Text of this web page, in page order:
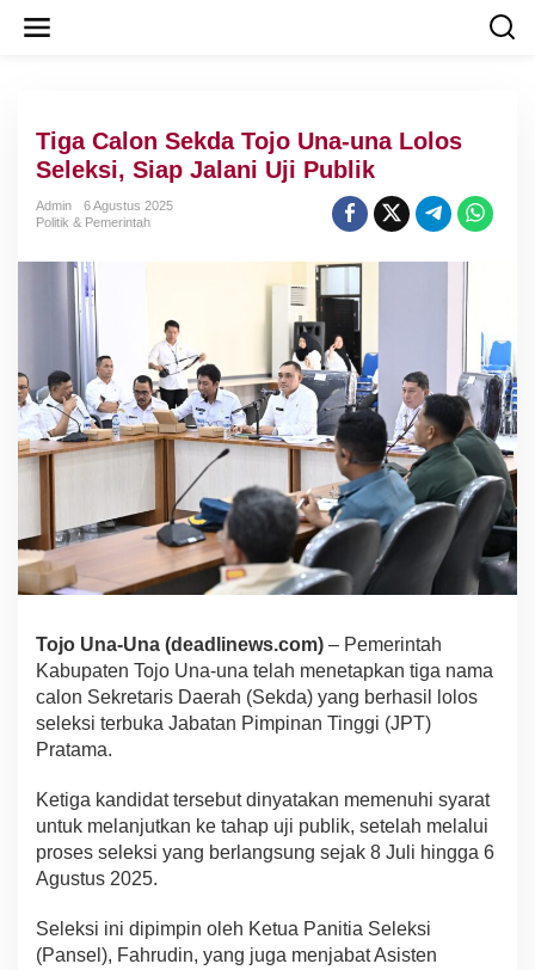
Tiga Calon Sekda Tojo Una-una Lolos
Seleksi, Siap Jalani Uji Publik
Admin
6 Agustus 2025
Politik & Pemerintah
Tojo Una-Una (deadlinews.com) – Pemerintah
Kabupaten Tojo Una-una telah menetapkan tiga nama
calon Sekretaris Daerah (Sekda) yang berhasil lolos
seleksi terbuka Jabatan Pimpinan Tinggi (JPT)
Pratama.
Ketiga kandidat tersebut dinyatakan memenuhi syarat
untuk melanjutkan ke tahap uji publik, setelah melalui
proses seleksi yang berlangsung sejak 8 Juli hingga 6
Agustus 2025.
Seleksi ini dipimpin oleh Ketua Panitia Seleksi
(Pansel), Fahrudin, yang juga menjabat Asisten